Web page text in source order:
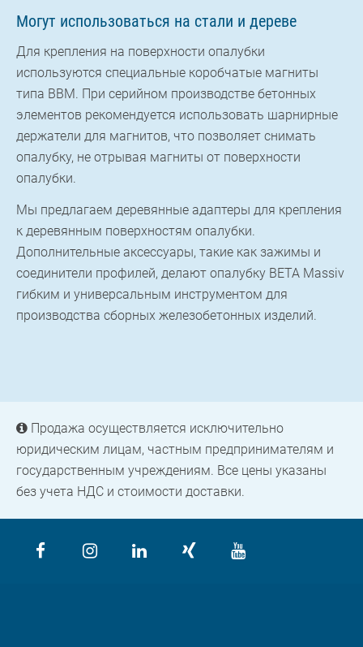
Могут использоваться на стали и дереве
Для крепления на поверхности опалубки
используются специальные коробчатые магниты
типа BBM. При серийном производстве бетонных
элементов рекомендуется использовать шарнирные
держатели для магнитов, что позволяет снимать
опалубку, не отрывая магниты от поверхности
опалубки.
Мы предлагаем деревянные адаптеры для крепления
к деревянным поверхностям опалубки.
Дополнительные аксессуары, такие как зажимы и
соединители профилей, делают опалубку BETA Massiv
гибким и универсальным инструментом для
производства сборных железобетонных изделий.
Продажа осуществляется исключительно
юридическим лицам, частным предпринимателям и
государственным учреждениям. Все цены указаны
без учета НДС и стоимости доставки.